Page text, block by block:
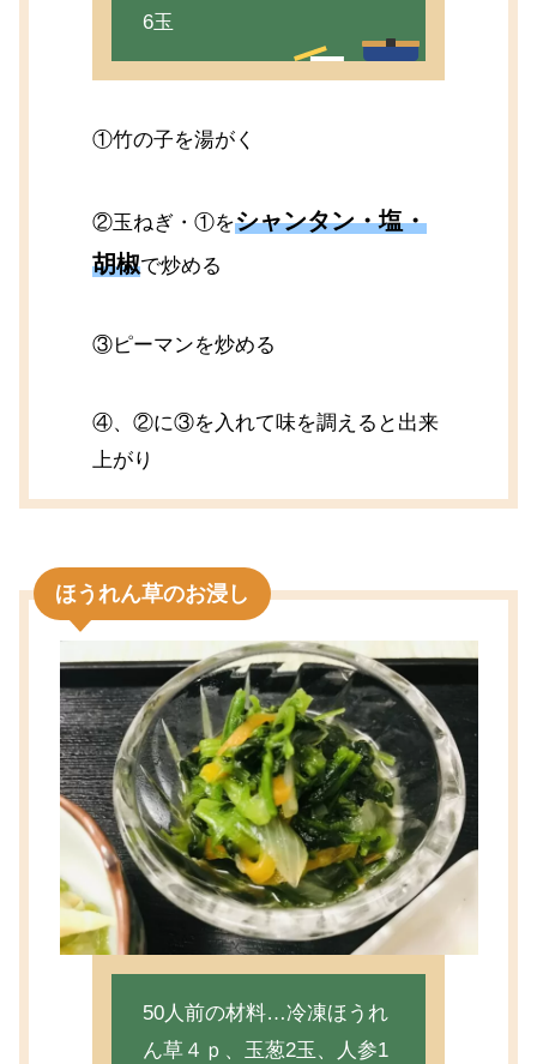
6玉
①竹の子を湯がく
②玉ねぎ・①をシャンタン・塩・
胡椒で炒める
③ピーマンを炒める
④、②に③を入れて味を調えると出来
上がり
ほうれん草のお浸し
50人前の材料…冷凍ほうれ
ん草４ｐ、玉葱2玉、人参1